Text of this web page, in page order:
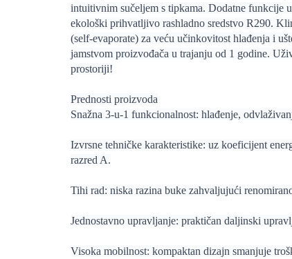
intuitivnim sučeljem s tipkama. Dodatne funkcije
ekološki prihvatljivo rashladno sredstvo R290.
(self-evaporate) za veću učinkovitost hlađenja i
jamstvom proizvođača u trajanju od 1 godine.
prostoriji!
Prednosti proizvoda
Snažna 3-u-1 funkcionalnost: hlađenje,
Izvrsne tehničke karakteristike: uz koeficijent
razred A.
Tihi rad: niska razina buke zahvaljujući
Jednostavno upravljanje: praktičan daljinski
Visoka mobilnost: kompaktan dizajn smanjuje